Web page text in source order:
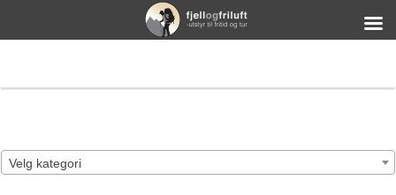
Velg kategori